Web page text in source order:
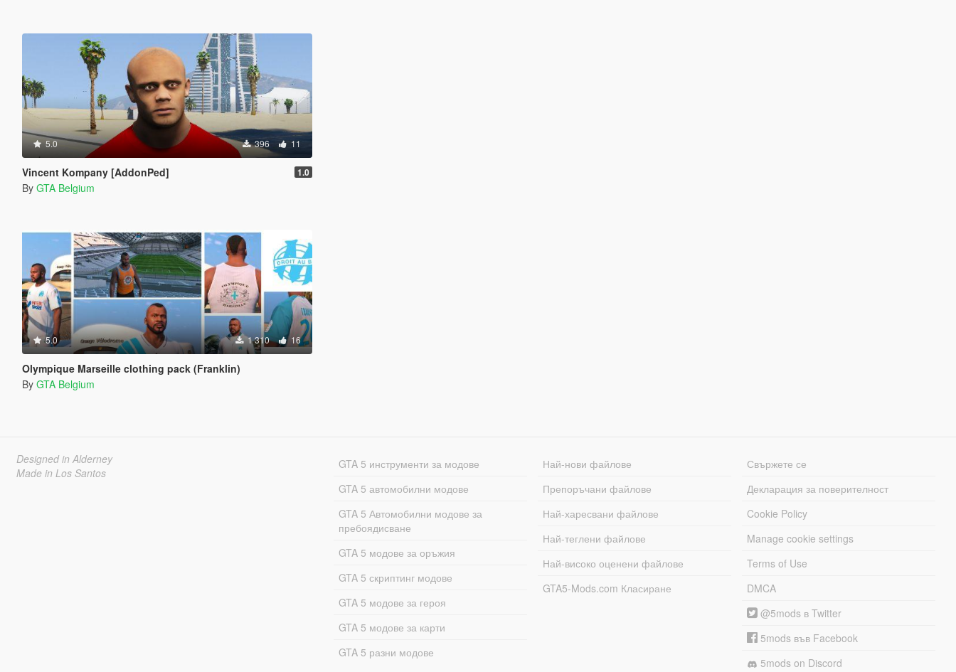
5.0 396 11
Vincent Kompany [AddonPed] 1.0
By GTA Belgium
5.0 1 310 16
Olympique Marseille clothing pack (Franklin)
By GTA Belgium
Designed in Alderney
Made in Los Santos
GTA 5 инструменти за модове
GTA 5 автомобилни модове
GTA 5 Автомобилни модове за
пребоядисване
GTA 5 модове за оръжия
GTA 5 скриптинг модове
GTA 5 модове за героя
GTA 5 модове за карти
GTA 5 разни модове
Най-нови файлове
Препоръчани файлове
Най-харесвани файлове
Най-теглени файлове
Най-високо оценени файлове
GTA5-Mods.com Класиране
Свържете се
Декларация за поверителност
Cookie Policy
Manage cookie settings
Terms of Use
DMCA
@5mods в Twitter
5mods във Facebook
5mods on Discord